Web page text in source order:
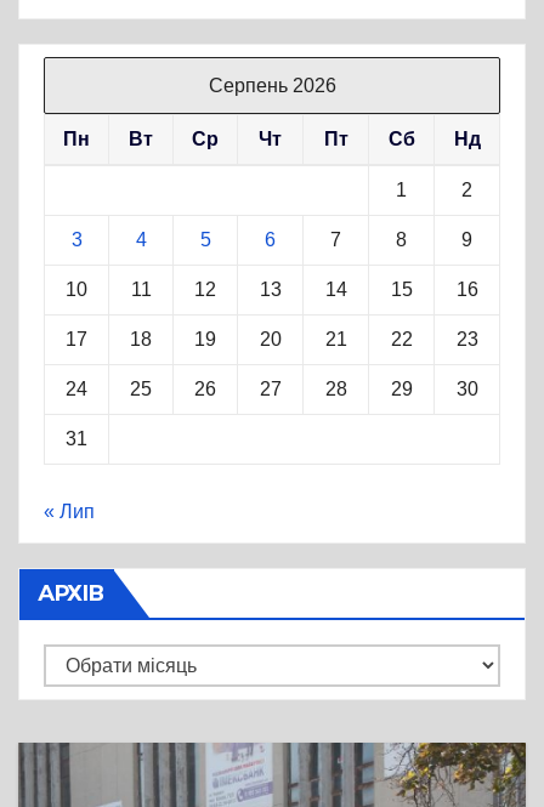
Серпень 2026
Пн Вт Ср Чт Пт Сб Нд
1 2
3 4 5 6 7 8 9
10 11 12 13 14 15 16
17 18 19 20 21 22 23
24 25 26 27 28 29 30
31
« Лип
АРХІВ
Архів